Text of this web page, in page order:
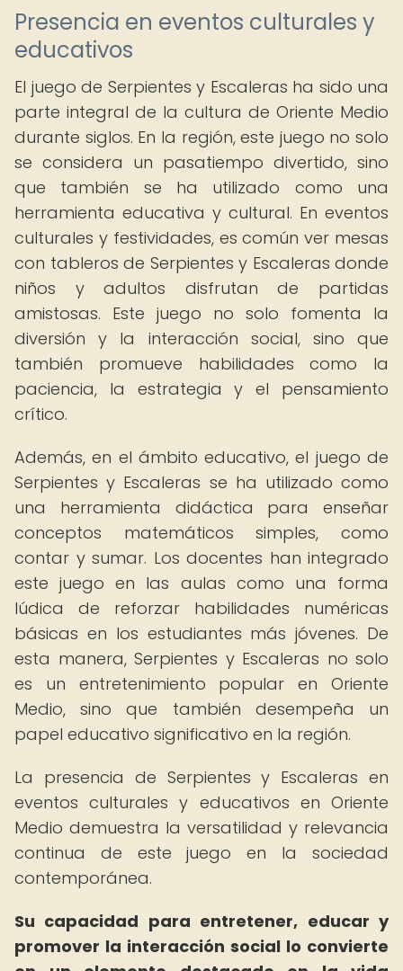
Presencia en eventos culturales y
educativos
El juego de Serpientes y Escaleras ha sido una
parte integral de la cultura de Oriente Medio
durante siglos. En la región, este juego no solo
se considera un pasatiempo divertido, sino
que también se ha utilizado como una
herramienta educativa y cultural. En eventos
culturales y festividades, es común ver mesas
con tableros de Serpientes y Escaleras donde
niños y adultos disfrutan de partidas
amistosas. Este juego no solo fomenta la
diversión y la interacción social, sino que
también promueve habilidades como la
paciencia, la estrategia y el pensamiento
crítico.
Además, en el ámbito educativo, el juego de
Serpientes y Escaleras se ha utilizado como
una herramienta didáctica para enseñar
conceptos matemáticos simples, como
contar y sumar. Los docentes han integrado
este juego en las aulas como una forma
lúdica de reforzar habilidades numéricas
básicas en los estudiantes más jóvenes. De
esta manera, Serpientes y Escaleras no solo
es un entretenimiento popular en Oriente
Medio, sino que también desempeña un
papel educativo significativo en la región.
La presencia de Serpientes y Escaleras en
eventos culturales y educativos en Oriente
Medio demuestra la versatilidad y relevancia
continua de este juego en la sociedad
contemporánea.
Su capacidad para entretener, educar y
promover la interacción social lo convierte